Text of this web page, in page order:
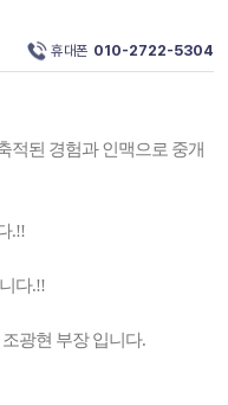
휴대폰 010-2722-5304
적된 경험과 인맥으로 중개
.!!
다.!!
광현 부장 입니다.